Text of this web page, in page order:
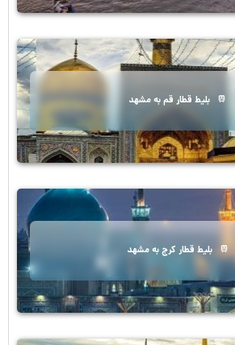
بلیط قطار قم به مشهد
بلیط قطار کرج به مشهد